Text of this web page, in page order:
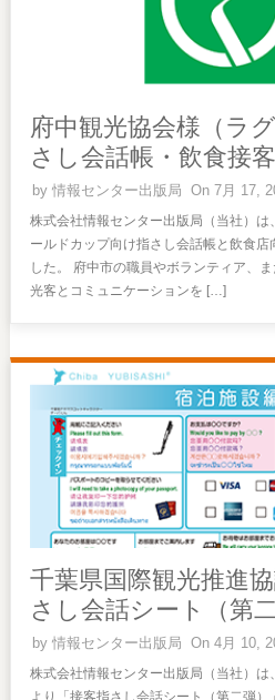
府中観光協会様（ラ
さし会話帳・飲食接客
by情報センター出版局 On 7月 17,
株式会社情報センター出版局（当社）
ールドカップ向け指さし会話帳と飲食店
した。 府中市の職員やボランティア、
光客とコミュニケーションを […]
千葉県国際観光推進
さし会話シート（第二
by情報センター出版局 On 4月 10,
株式会社情報センター出版局（当社）
より「接客指さし会話シート（第二弾）